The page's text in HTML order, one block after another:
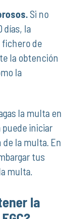
Si no
días, la
de
la obtención
la
la multa en
puede iniciar
la multa. En
tus
multa.
la